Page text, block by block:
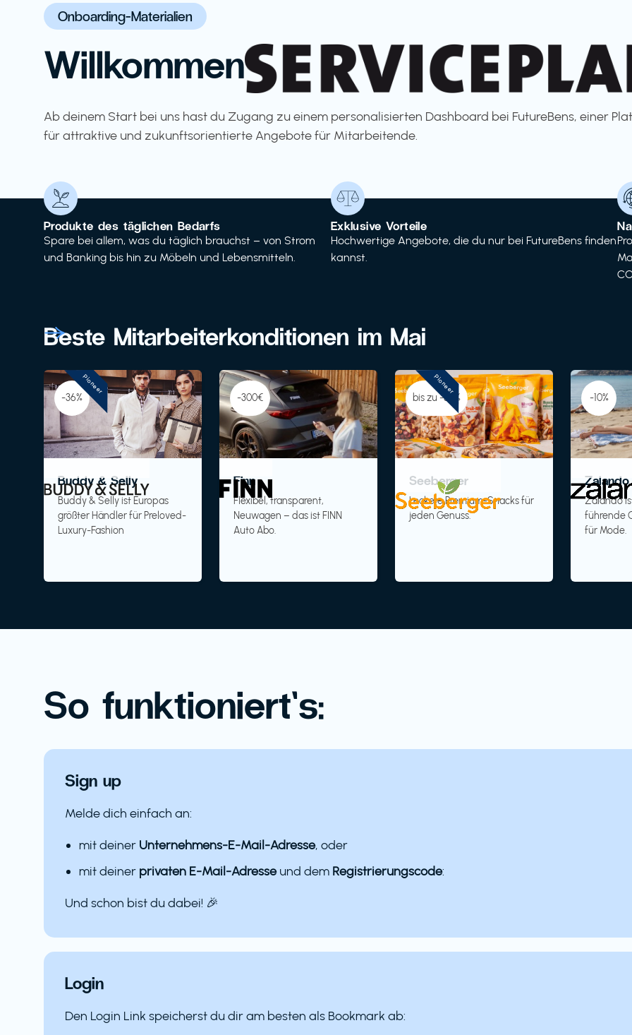
Onboarding-Materialien
Willkommen
Ab deinem Start bei uns hast du Zugang zu einem personalisierten Dashboard bei FutureBens, einer
für attraktive und zukunftsorientierte Angebote für Mitarbeitende.
Produkte des täglichen Bedarfs
Spare bei allem, was du täglich brauchst – von Strom
und Banking bis hin zu Möbeln und Lebensmitteln.
Exklusive Vorteile
Hochwertige Angebote, die du nur bei FutureBens finden
kannst.
Beste Mitarbeiterkonditionen im Mai
-36%
Buddy & Selly
Buddy & Selly ist Europas
größter Händler für Preloved-
Luxury-Fashion
Pioneer
-300€
Finn
Flexibel, transparent,
Neuwagen – das ist FINN
Auto Abo.
bis zu -30%
Seeberger
Leckere Premium-Snacks für
jeden Genuss.
Pioneer
-10%
Zalando
führende
für Mode.
So funktioniert’s:
Sign up
Melde dich einfach an:
mit deiner Unternehmens-E-Mail-Adresse, oder
mit deiner privaten E-Mail-Adresseund dem Registrierungscode:
Und schon bist du dabei! 🎉
Login
Den Login Link speicherst du dir am besten als Bookmark ab: